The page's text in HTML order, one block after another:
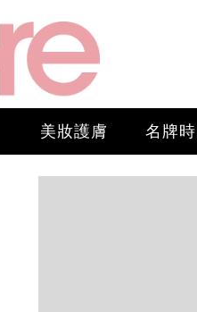
美妝護膚 名牌